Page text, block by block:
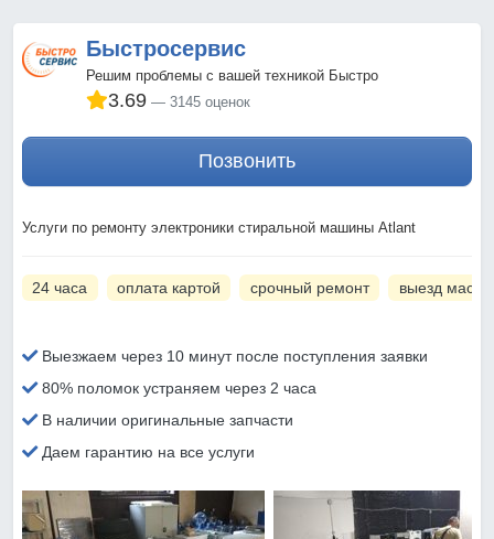
Быстросервис
Решим проблемы с вашей техникой Быстро
3.69 3145 оценок
Позвонить
Услуги по ремонту электроники стиральной машины Atlant
24 часа оплата картой срочный ремонт выезд
Выезжаем через 10 минут после поступления заявки
80% поломок устраняем через 2 часа
В наличии оригинальные запчасти
Даем гарантию на все услуги